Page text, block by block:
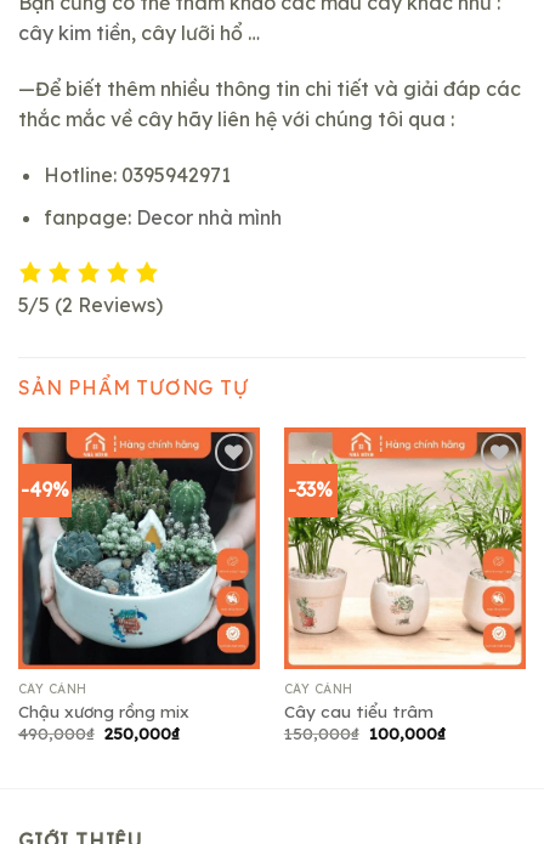
cây kim tiền, cây lưỡi hổ …
—Để biết thêm nhiều thông tin chi tiết và giải đáp các
thắc mắc về cây hãy liên hệ với chúng tôi qua :
Hotline: 0395942971
fanpage: Decor nhà mình
5/5 (2 Reviews)
SẢN PHẨM TƯƠNG TỰ
-49%
Add to
wishlist
CÂY CẢNH
Chậu xương rồng mix
490,000₫ Giá
250,000₫Giá
-33%
Add to
wishlist
CÂY CẢNH
Cây cau tiểu trâm
150,000₫ Giá
100,000₫Giá